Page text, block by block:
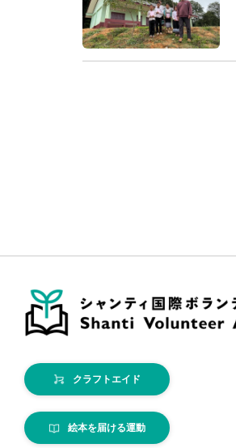
クラフトエイド
絵本を届ける運動